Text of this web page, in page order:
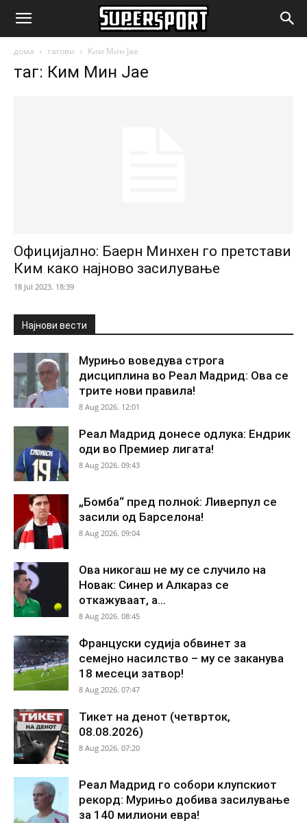
SuperSport.mk
дома тагови Ким Мин Јае
таг: Ким Мин Јае
Официјално: Баерн Минхен го претстави
Ким како најново засилување
18 Jul 2023. 18:39
Најнови вести
Мурињо воведува строга
дисциплина во Реал Мадрид: Ова се
трите нови правила!
8 Aug 2026. 12:01
Реал Мадрид донесе одлука: Ендрик
оди во Премиер лигата!
8 Aug 2026. 09:43
„Бомба“ пред полноќ: Ливерпул се
засили од Барселона!
8 Aug 2026. 09:04
Ова никогаш не му се случило на
Новак: Синер и Алкараз се
откажуваат, а...
8 Aug 2026. 08:45
Француски судија обвинет за
семејно насилство – му се заканува
18 месеци затвор!
8 Aug 2026. 07:47
Тикет на денот (четврток,
08.08.2026)
8 Aug 2026. 07:20
Реал Мадрид го собори клупскиот
рекорд: Мурињо добива засилување
за 140 милиони евра!